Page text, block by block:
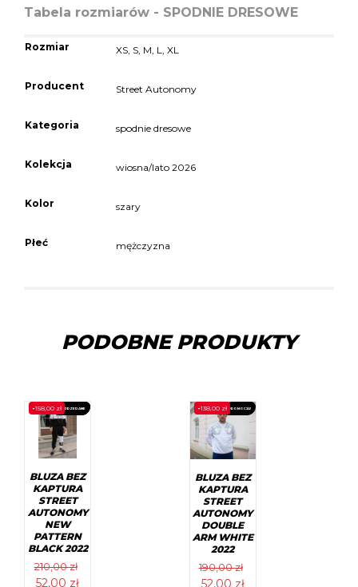
Tabela rozmiarów - SPODNIE DRESOWE
Rozmiar XS S M L ,XL
Producent Street Autonomy
Kategoria spodnie dresowe
Kolekcja wiosna/lato 2026
Kolor szary
Płeć mężczyzna
PODOBNE PRODUKTY
PROMOCJA!
WYPRZEDANE
-158,00 zł
BLUZA BEZ
KAPTURA
STREET
AUTONOMY
NEW
PATTERN
BLACK 2022
210,00zł
Pierwotna
52,00 złAktualna
PROMOCJA!
-138,00 zł
BLUZA BEZ
KAPTURA
STREET
AUTONOMY
DOUBLE
ARM WHITE
2022
190,00zł
Pierwotna
52,00 złAktualna